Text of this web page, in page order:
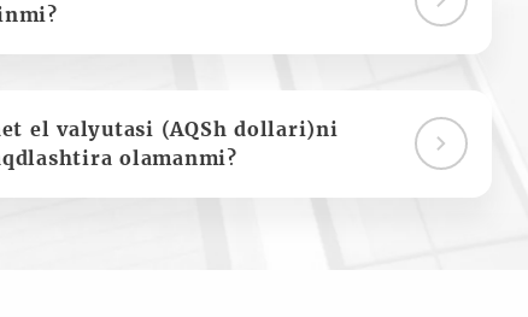
el valyutasi (AQSh dollari)ni
olamanmi?